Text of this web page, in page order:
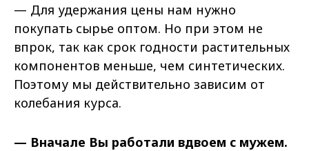
— Для удержания цены нам нужно
покупать сырье оптом. Но при этом не
впрок, так как срок годности растительных
компонентов меньше, чем синтетических.
Поэтому мы действительно зависим от
колебания курса.
— Вначале Вы работали вдвоем с мужем.